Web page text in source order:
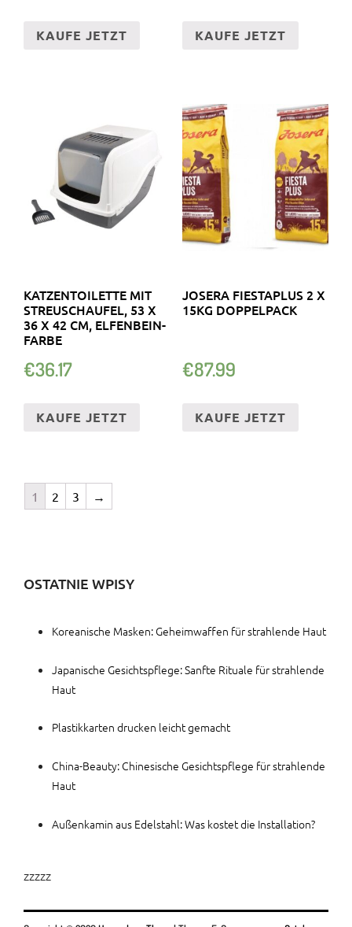
KAUFE JETZT KAUFE JETZT
KATZENTOILETTE MIT
STREUSCHAUFEL, 53 X
36 X 42 CM, ELFENBEIN-
FARBE
€36.17
KAUFE JETZT
JOSERA FIESTAPLUS 2 X
15KG DOPPELPACK
€87.99
KAUFE JETZT
1 2 3 →
OSTATNIE WPISY
Koreanische Masken: Geheimwaffen für strahlende Haut
Japanische Gesichtspflege: Sanfte Rituale für strahlende
Haut
Plastikkarten drucken leicht gemacht
China-Beauty: Chinesische Gesichtspflege für strahlende
Haut
Außenkamin aus Edelstahl: Was kostet die Installation?
zzzzz